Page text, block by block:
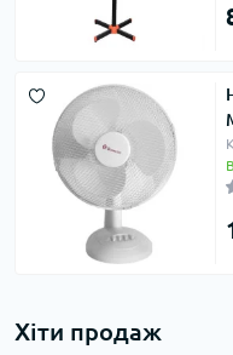
Хіти продаж